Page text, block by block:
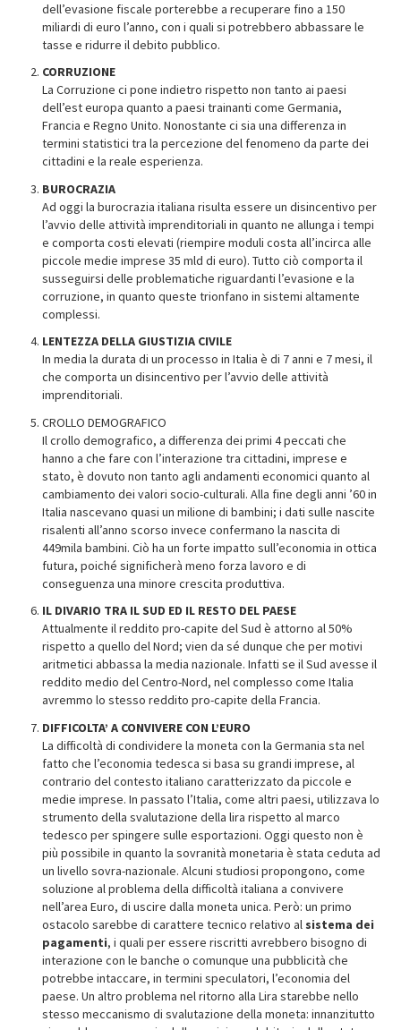
dell’evasione fiscale porterebbe a recuperare fino a 150
miliardi di euro l’anno, con i quali si potrebbero abbassare le
tasse e ridurre il debito pubblico.
CORRUZIONE
La Corruzione ci pone indietro rispetto non tanto ai paesi
dell’est europa quanto a paesi trainanti come Germania,
Francia e Regno Unito. Nonostante ci sia una differenza in
termini statistici tra la percezione del fenomeno da parte dei
cittadini e la reale esperienza.
BUROCRAZIA
Ad oggi la burocrazia italiana risulta essere un disincentivo per
l’avvio delle attività imprenditoriali in quanto ne allunga i tempi
e comporta costi elevati (riempire moduli costa all’incirca alle
piccole medie imprese 35 mld di euro). Tutto ciò comporta il
susseguirsi delle problematiche riguardanti l’evasione e la
corruzione, in quanto queste trionfano in sistemi altamente
complessi.
LENTEZZA DELLA GIUSTIZIA CIVILE
In media la durata di un processo in Italia è di 7 anni e 7 mesi, il
che comporta un disincentivo per l’avvio delle attività
imprenditoriali.
CROLLO DEMOGRAFICO
Il crollo demografico, a differenza dei primi 4 peccati che
hanno a che fare con l’interazione tra cittadini, imprese e
stato, è dovuto non tanto agli andamenti economici quanto al
cambiamento dei valori socio-culturali. Alla fine degli anni ’60 in
Italia nascevano quasi un milione di bambini; i dati sulle nascite
risalenti all’anno scorso invece confermano la nascita di
449mila bambini. Ciò ha un forte impatto sull’economia in ottica
futura, poiché significherà meno forza lavoro e di
conseguenza una minore crescita produttiva.
IL DIVARIO TRA IL SUD ED IL RESTO DEL PAESE
Attualmente il reddito pro-capite del Sud è attorno al 50%
rispetto a quello del Nord; vien da sé dunque che per motivi
aritmetici abbassa la media nazionale. Infatti se il Sud avesse il
reddito medio del Centro-Nord, nel complesso come Italia
avremmo lo stesso reddito pro-capite della Francia.
DIFFICOLTA’ A CONVIVERE CON L’EURO
La difficoltà di condividere la moneta con la Germania sta nel
fatto che l’economia tedesca si basa su grandi imprese, al
contrario del contesto italiano caratterizzato da piccole e
medie imprese. In passato l’Italia, come altri paesi, utilizzava lo
strumento della svalutazione della lira rispetto al marco
tedesco per spingere sulle esportazioni. Oggi questo non è
più possibile in quanto la sovranità monetaria è stata ceduta ad
un livello sovra-nazionale. Alcuni studiosi propongono, come
soluzione al problema della difficoltà italiana a convivere
nell’area Euro, di uscire dalla moneta unica. Però: un primo
ostacolo sarebbe di carattere tecnico relativo al sistema dei
pagamenti, i quali per essere riscritti avrebbero bisogno di
interazione con le banche o comunque una pubblicità che
potrebbe intaccare, in termini speculatori, l’economia del
paese. Un altro problema nel ritorno alla Lira starebbe nello
stesso meccanismo di svalutazione della moneta: innanzitutto